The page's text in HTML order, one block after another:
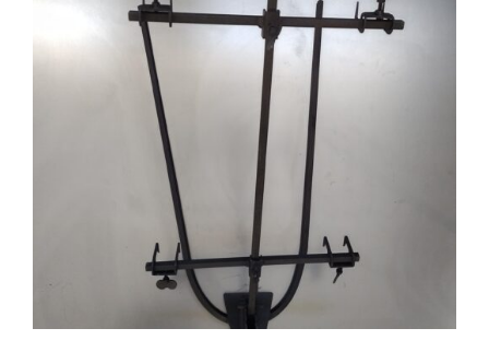
AGREGAR AL CARRITO DETAILS